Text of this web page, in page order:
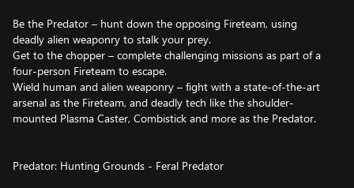
Be the Predator – hunt down the opposing Fireteam, using
deadly alien weaponry to stalk your prey.
Get to the chopper – complete challenging missions as part of a
four-person Fireteam to escape.
Wield human and alien weaponry – fight with a state-of-the-art
arsenal as the Fireteam, and deadly tech like the shoulder-
mounted Plasma Caster, Combistick and more as the Predator.
Predator: Hunting Grounds - Feral Predator